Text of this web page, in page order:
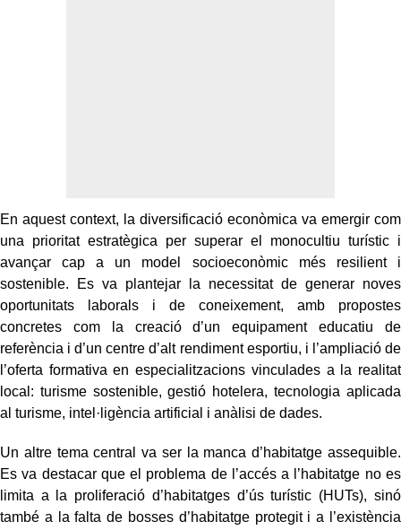
En aquest context, la diversificació econòmica va emergir com
una prioritat estratègica per superar el monocultiu turístic i
avançar cap a un model socioeconòmic més resilient i
sostenible. Es va plantejar la necessitat de generar noves
oportunitats laborals i de coneixement, amb propostes
concretes com la creació d’un equipament educatiu de
referència i d’un centre d’alt rendiment esportiu, i l’ampliació de
l’oferta formativa en especialitzacions vinculades a la realitat
local: turisme sostenible, gestió hotelera, tecnologia aplicada
al turisme, intel·ligència artificial i anàlisi de dades.
Un altre tema central va ser la manca d’habitatge assequible.
Es va destacar que el problema de l’accés a l’habitatge no es
limita a la proliferació d’habitatges d’ús turístic (HUTs), sinó
també a la falta de bosses d’habitatge protegit i a l’existència